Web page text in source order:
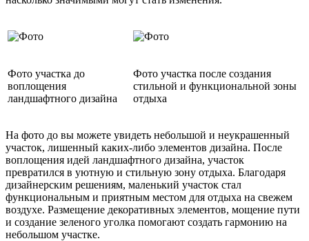
Фото участка до
воплощения
ландшафтного дизайна
Фото участка после создания
стильной и функциональной зоны
отдыха
На фото до вы можете увидеть небольшой и неукрашенный
участок, лишенный каких-либо элементов дизайна. После
воплощения идей ландшафтного дизайна, участок
превратился в уютную и стильную зону отдыха. Благодаря
дизайнерским решениям, маленький участок стал
функциональным и приятным местом для отдыха на свежем
воздухе. Размещение декоративных элементов, мощение пути
и создание зеленого уголка помогают создать гармонию на
небольшом участке.